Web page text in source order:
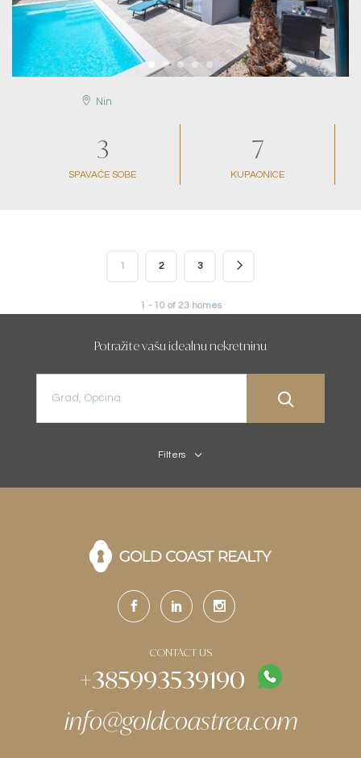
Nin
3
SPAVAĆE SOBE
7
KUPAONICE
1 2 3
1 - 10 of 23 homes
Potražite vašu idealnu nekretninu
Filters
CONTACT US
+385993539190
info@goldcoastrea.com